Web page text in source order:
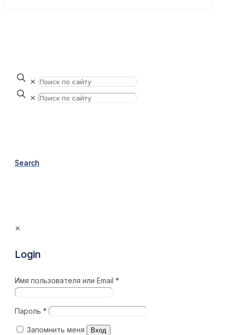
✕
✕
Search
✕
Login
Имя пользователя или Email *
Пароль *
Запомнить меня Вход